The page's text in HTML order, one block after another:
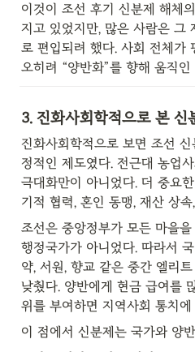
이것이 조선 후기 신분제 해체
지고 있었지만, 많은 사람은 그
로 편입되려 했다. 사회 전체가
오히려 “양반화”를 향해 움직인
3. 진화사회학적으로 본 신
진화사회학적으로 보면 조선
정적인 제도였다. 전근대 농업
극대화만이 아니었다. 더 중요
기적 협력, 혼인 동맹, 재산 상
조선은 중앙정부가 모든 마을
행정국가가 아니었다. 따라서
약, 서원, 향교 같은 중간 엘리
낮췄다. 양반에게 현금 급여를
위를 부여하면 지역사회 통치
이 점에서 신분제는 국가와 양